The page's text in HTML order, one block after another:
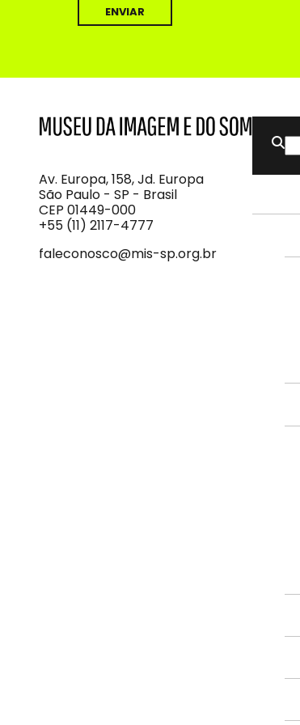
Imagem
e
do
Som
Av. Europa, 158, Jd. Europa
São Paulo - SP - Brasil
CEP 01449-000
+55 (11) 2117-4777
faleconosco@mis-sp.org.br
por: